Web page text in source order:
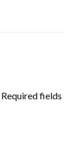
Required fields